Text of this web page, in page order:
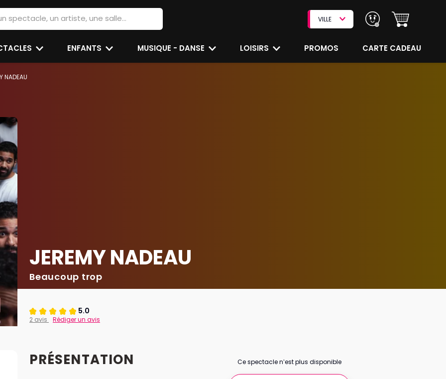
VILLE
ENFANTS MUSIQUE - DANSE LOISIRS PROMOS CARTE CADEAU
NADEAU
JEREMY NADEAU
Beaucoup trop
5.0
2 avis Rédiger un avis
PRÉSENTATION Ce spectacle n’est plus disponible